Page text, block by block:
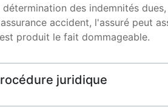
détermination des indemnités
accident, l'assuré peut
produit le fait dommageable.
juridique